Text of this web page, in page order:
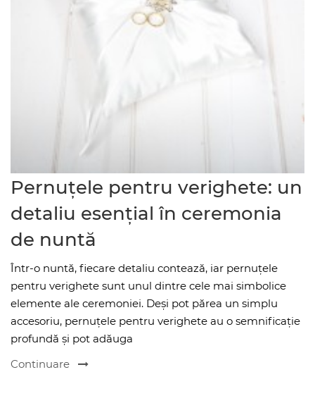
Pernuțele pentru verighete: un
detaliu esențial în ceremonia
de nuntă
Într-o nuntă, fiecare detaliu contează, iar pernuțele
pentru verighete sunt unul dintre cele mai simbolice
elemente ale ceremoniei. Deși pot părea un simplu
accesoriu, pernuțele pentru verighete au o semnificație
profundă și pot adăuga
Continuare